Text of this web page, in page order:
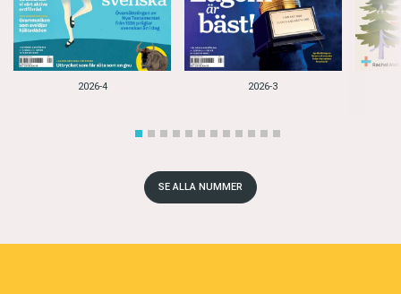
2026-4 2026-3
SE ALLA NUMMER